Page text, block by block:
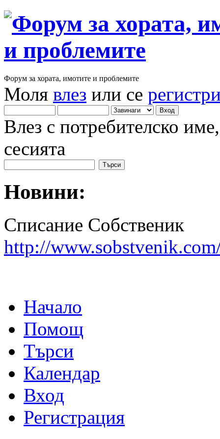
Форум за хората, имотите и проблемите
Моля влез или се
Влез с потребителско
сесията
Новини:
Списание Собственик
http://
Начало
Помощ
Търси
Календар
Вход
Регистрация